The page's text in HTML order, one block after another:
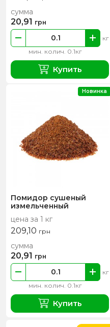
мин. колич. 0.1кг
кг
сумма
20,91 грн
Купить
Помидор сушеный
измельченный
цена за 1 кг
209,10 грн
мин. колич. 0.1кг
кг
сумма
20,91 грн
Купить
Новинка